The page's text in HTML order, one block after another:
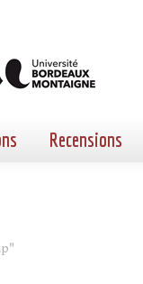
Recensions